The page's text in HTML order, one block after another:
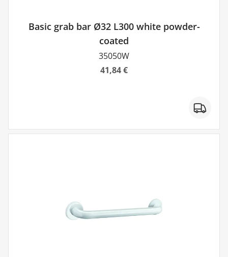
Basic grab bar Ø32 L300 white powder-
coated
35050W
41,84 €